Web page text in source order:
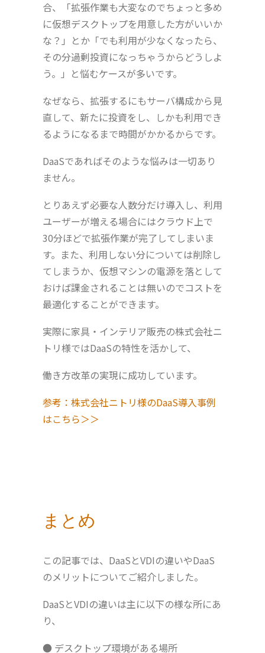
合、「拡張作業も大変なのでちょっと多め
に仮想デスクトップを用意した方がいいか
な？」とか「でも利用が少なくなったら、
その分過剰投資になっちゃうからどうしよ
う。」と悩むケースが多いです。
なぜなら、拡張するにもサーバ構成から見
直して、新たに投資をし、しかも利用でき
るようになるまで時間がかかるからです。
DaaSであればそのような悩みは一切あり
ません。
とりあえず必要な人数分だけ導入し、利用
ユーザーが増える場合にはクラウド上で
30分ほどで拡張作業が完了してしまいま
す。また、利用しない分については削除し
てしまうか、仮想マシンの電源を落として
おけば課金されることは無いのでコストを
最適化することができます。
実際に家具・インテリア販売の株式会社ニ
トリ様ではDaaSの特性を活かして、
働き方改革の実現に成功しています。
参考：株式会社ニトリ様のDaaS導入事例
はこちら＞＞
まとめ
この記事では、DaaSとVDIの違いやDaaS
のメリットについてご紹介しました。
DaaSとVDIの違いは主に以下の様な所にあ
り、
● デスクトップ環境がある場所